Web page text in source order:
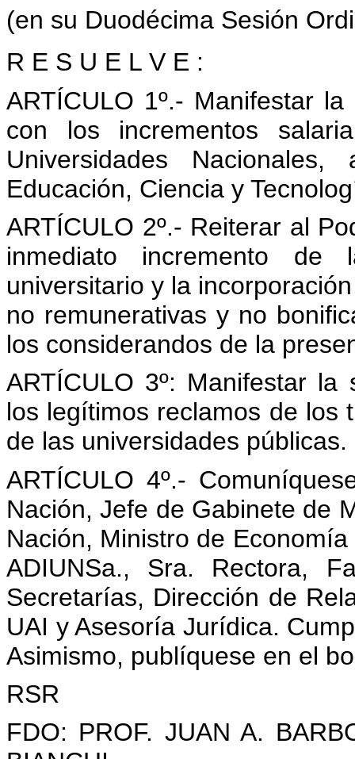
(en su Duodécima Sesión
R E S U E L V E :
ARTÍCULO 1º.- Manifestar
con los incrementos
Universidades
Educación, Ciencia y
ARTÍCULO 2º.- Reiterar al
inmediato incremento de
universitario y la
no remunerativas y no
los considerandos de la
ARTÍCULO 3º: Manifestar
los legítimos reclamos de los
de las universidades públicas.
ARTÍCULO 4º.-
Nación, Jefe de Gabinete de
Nación, Ministro de
ADIUNSa., Sra. Rectora,
Secretarías, Dirección de
UAI y Asesoría Jurídica.
Asimismo, publíquese en el
RSR
FDO: PROF. JUAN A.